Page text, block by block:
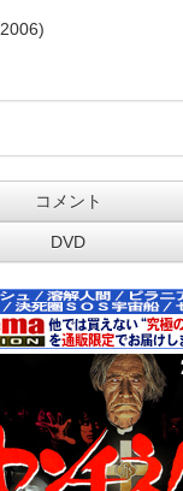
2006
コメント
DVD